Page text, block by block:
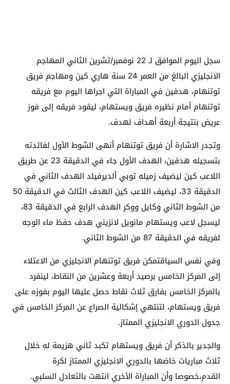
سجل اليوم الموافق لـ 22 نوفمبر/تشرين الثاني المهاجم
الانجليزي البالغ من العمر 24 سنة هاري كين ومهاجم فريق
توتنهام، هدفين في المباراة التي اجراها اليوم مع فريقه
توتنهام أمام نظيره فريق ويستهام، ليقود فريقه إلى فوز
عريض بنتيجة أربعة أهداف لهدف.
وتجدر الاشارة أن فريق توتنهام أنهى الشوط الأول لفائدته
بتسجيله هدفين، الهدف الأول جاء في الدقيقة 23 عن طريق
اللاعب كين ليضيف زميله توبي ألديرفيلد الهدف الثاني في
الدقيقة 33، ليضيف اللاعب كين الهدف الثالث في الدقيقة 50
من الشوط الثاني وكايل ووكر الهدف الرابع في الدقيقة 83،
ليسجل لاعب ويستهام مانويل لانزيني هدف حفظ ماء الوجه
لفريقه في الدقيقة 87 من الشوط الثاني.
وفي نفس السياقتمكن فريق توتنهام الانجليزي من الاعتلاء
إلى المركز الخامس برصيد أربعة وعشرين من النقاط، لينفرد
بالمركز الخامس بفارق ثلاث نقاط حصل عليها اليوم بفوزه على
فريق ويستهام، لتنتهي إشكالية الصراع عن المركز الخامس في
جدول الدوري الانجليزي الممتاز.
والجدير بالذكر أن فريق ويستهام تكبد ثاني هزيمة له خلال
ثلاث مباريات خاضها بالدوري الانجليزي الممتاز لكرة
القدم،خصوصا وأن المباراة الأخري انتهت بالتعادل السلبي.